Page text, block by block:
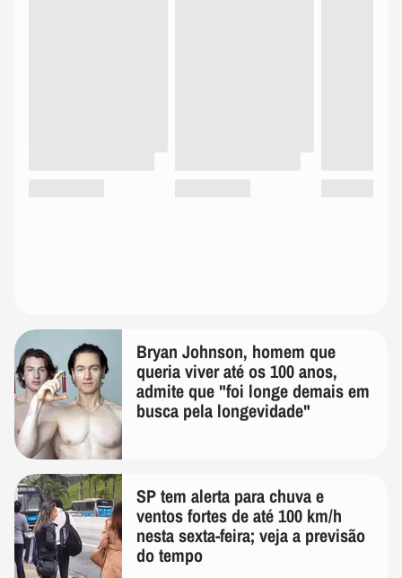
Bryan Johnson, homem que
queria viver até os 100 anos,
admite que "foi longe demais em
busca pela longevidade"
SP tem alerta para chuva e
ventos fortes de até 100 km/h
nesta sexta-feira; veja a previsão
do tempo